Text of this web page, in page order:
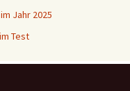
Jahr 2025
Test